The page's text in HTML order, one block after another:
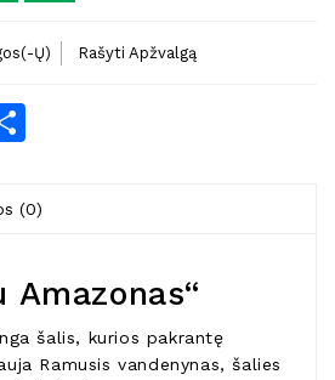
Ų) Rašyti Apžvalgą
(0)
Amazonas“
šalis, kurios pakrantę
Ramusis vandenynas, šalies